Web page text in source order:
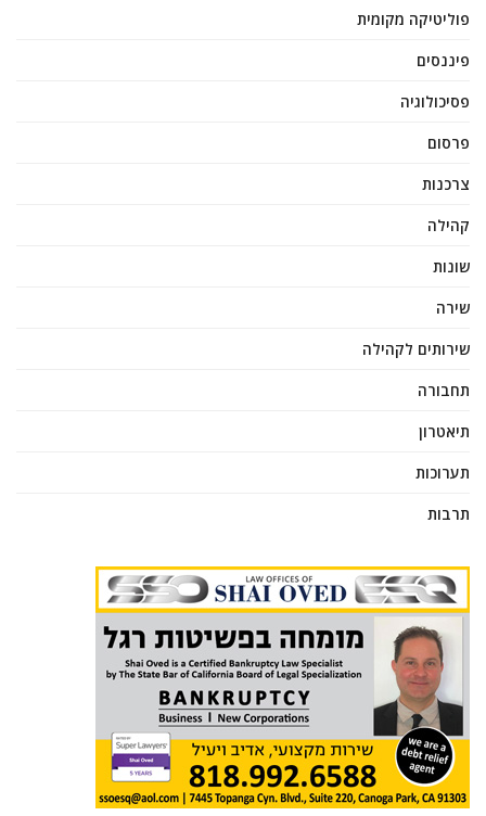
פוליטיקה מקומית
פיננסים
פסיכולוגיה
פרסום
צרכנות
קהילה
שונות
שירה
שירותים לקהילה
תחבורה
תיאטרון
תערוכות
תרבות